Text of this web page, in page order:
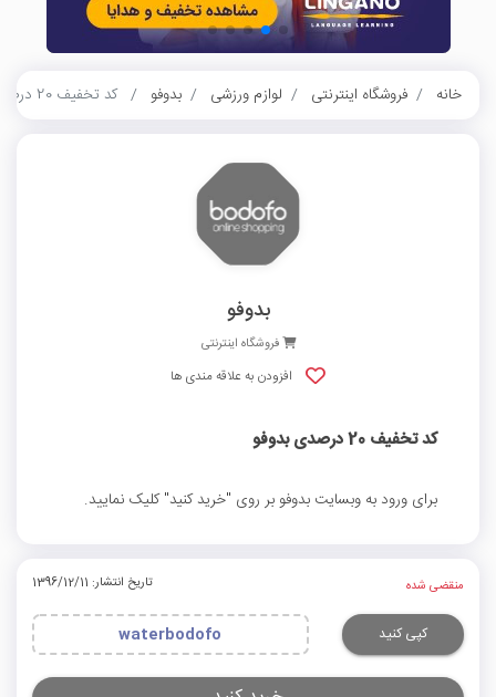
خانه فروشگاه اینترنتی لوازم ورزشی بدوفو کد تخفیف 20 درصدی بدوفو
بدوفو
فروشگاه اینترنتی
افزودن به علاقه مندی ها
کد تخفیف 20 درصدی بدوفو
برای ورود به وبسایت بدوفو بر روی "خرید کنید" کلیک نمایید.
منقضی شده تاریخ انتشار: 1396/12/11
کپی کنید waterbodofo